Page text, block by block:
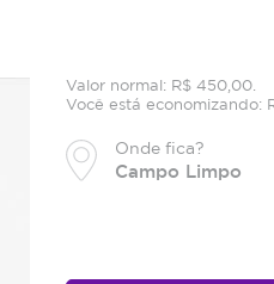
Valor normal: R$ 450,00.
Você está economizando:
Onde fica?
Campo Limpo